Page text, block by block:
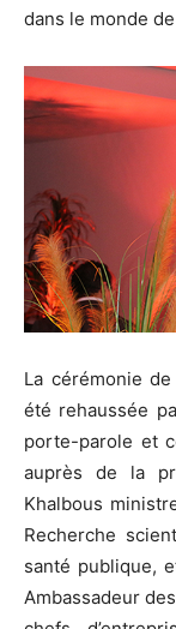
dans le monde
La cérémonie
été rehaussée
porte-parole et
auprès de la
Khalbous
Recherche
santé publique,
Ambassadeur